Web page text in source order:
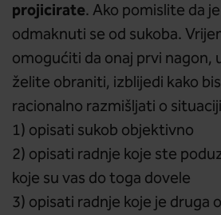
projicirate. Ako pomislite da
odmaknuti se od sukoba.
omogućiti da onaj prvi nagon,
želite obraniti, izblijedi kako
racionalno razmišljati o
1) opisati sukob objektivno
2) opisati radnje koje ste
koje su vas do toga dovele
3) opisati radnje koje je druga